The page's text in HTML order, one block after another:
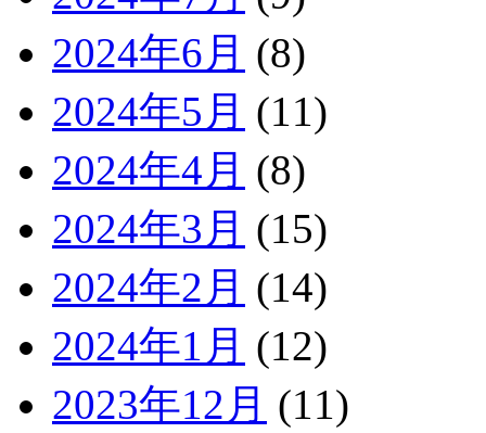
2024年6月 (8)
2024年5月 (11)
2024年4月 (8)
2024年3月 (15)
2024年2月 (14)
2024年1月 (12)
2023年12月 (11)